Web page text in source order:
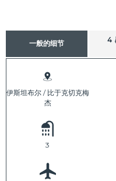
一般的细节 4
伊斯坦布尔 / 比于克切克梅
杰
3